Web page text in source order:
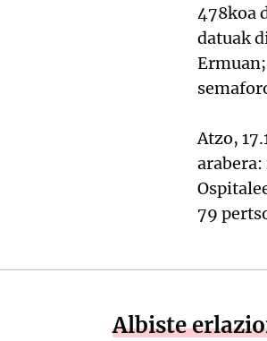
478koa
datuak
Atzo,
79
Albiste